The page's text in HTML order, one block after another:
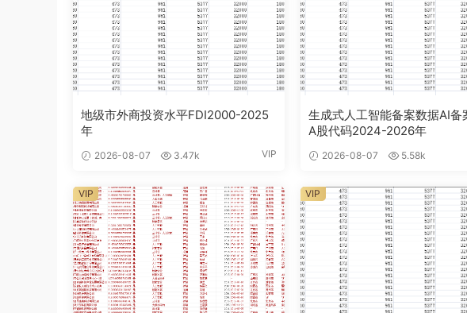
地级市外商投资水平FDI2000-2025
年
2026-08-07 3.47k VIP
生成式人工智能备案数据AI备
A股代码2024-2026年
2026-08-07 5.58k
VIP VIP